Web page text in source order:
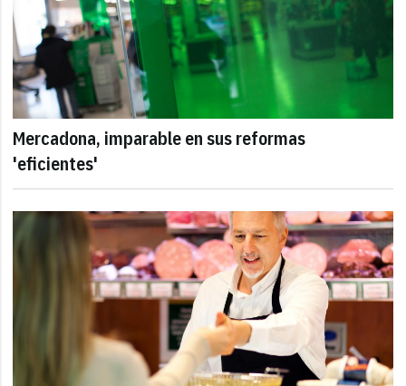
Mercadona, imparable en sus reformas
'eficientes'